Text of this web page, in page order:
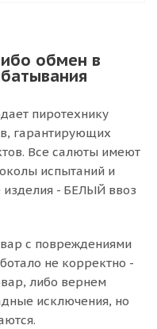
обмен в
пиротехнику
гарантирующих
Все салюты имеют
испытаний и
изделия - БЕЛЫЙ ввоз
с повреждениями
не корректно -
либо вернем
исключения, но